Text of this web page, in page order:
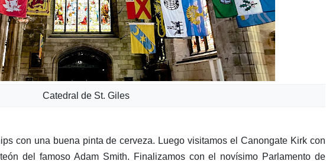
Catedral de St. Giles
con una buena pinta de cerveza. Luego visitamos el Canongate Kirk con
del famoso Adam Smith. Finalizamos con el novísimo Parlamento de